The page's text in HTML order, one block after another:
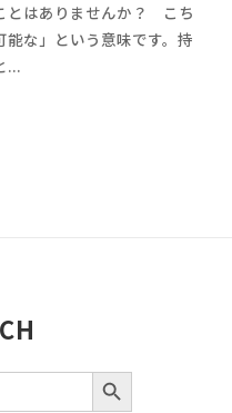
とはありませんか？ こち
な」という意味です。持
...
SEARCH BUTTON